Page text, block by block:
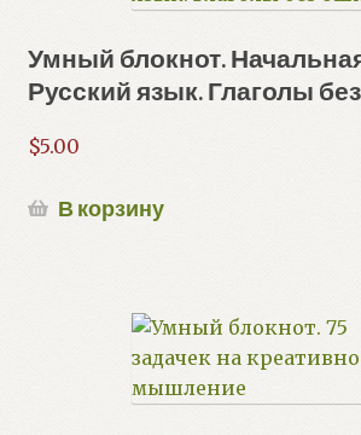
Умный блокнот.
Русский язык. Глаголы
$5.00
В корзину